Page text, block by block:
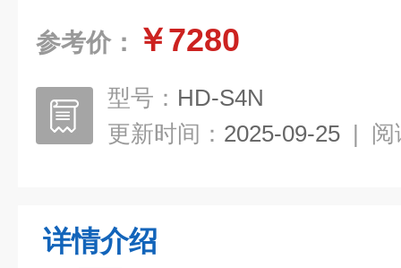
参考价： ￥7280
型号： HD-S4N
更新时间： 2025-09-25 | 阅
详情介绍